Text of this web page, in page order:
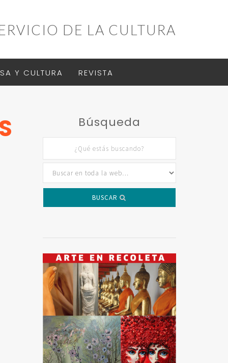
DE LA CULTURA
Y CULTURA REVISTA
Búsqueda
BUSCAR